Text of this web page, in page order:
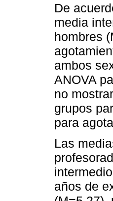
De
media
hombres
ambos
ANOVA
no
grupos
para
Las
años de